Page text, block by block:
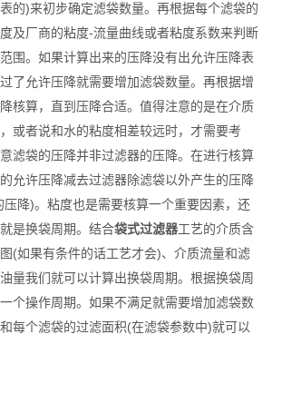
的)来初步确定滤袋数量。再根据每个滤袋的
及厂商的粘度-流量曲线或者粘度系数来判断
围。如果计算出来的压降没有出允许压降表
了允许压降就需要增加滤袋数量。再根据增
核算，直到压降合适。值得注意的是在介质
或者说和水的粘度相差较远时，才需要考
滤袋的压降并非过滤器的压降。在进行核算
允许压降减去过滤器除滤袋以外产生的压降
压降)。粘度也是需要核算一个重要因素，还
是换袋周期。结合袋式过滤器工艺的介质含
(如果有条件的话工艺才会)、介质流量和滤
量我们就可以计算出换袋周期。根据换袋周
个操作周期。如果不满足就需要增加滤袋数
每个滤袋的过滤面积(在滤袋参数中)就可以